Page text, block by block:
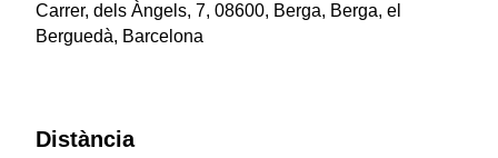
Carrer, dels Àngels, 7, 08600, Berga, Berga, el
Berguedà, Barcelona
Distància